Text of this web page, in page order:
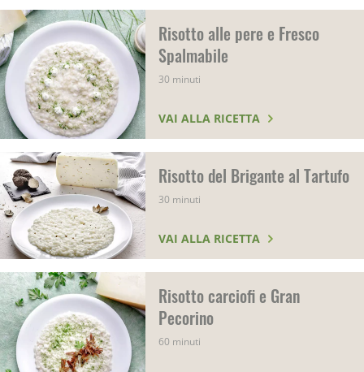
Risotto alle pere e Fresco
Spalmabile
30 minuti
VAI ALLA RICETTA
Risotto del Brigante al Tartufo
30 minuti
VAI ALLA RICETTA
Risotto carciofi e Gran
Pecorino
60 minuti